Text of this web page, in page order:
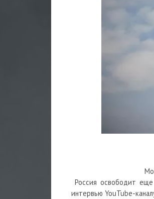
Россия освободит
интервью YouTube-